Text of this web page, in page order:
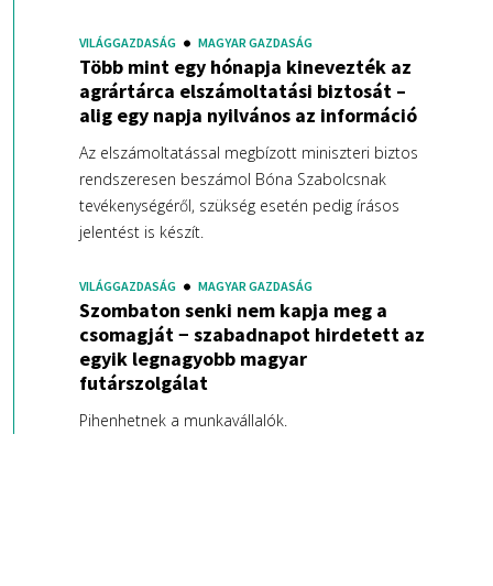
VILÁGGAZDASÁG MAGYAR GAZDASÁG
Több mint egy hónapja kinevezték az
agrártárca elszámoltatási biztosát –
alig egy napja nyilvános az információ
Az elszámoltatással megbízott miniszteri biztos
rendszeresen beszámol Bóna Szabolcsnak
tevékenységéről, szükség esetén pedig írásos
jelentést is készít.
VILÁGGAZDASÁG MAGYAR GAZDASÁG
Szombaton senki nem kapja meg a
csomagját − szabadnapot hirdetett az
egyik legnagyobb magyar
futárszolgálat
Pihenhetnek a munkavállalók.